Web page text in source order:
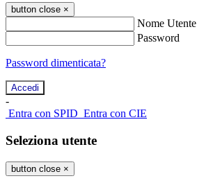
button close ×
Nome Utente
Password
Password dimenticata?
-
Entra con SPID Entra con CIE
Seleziona utente
button close ×